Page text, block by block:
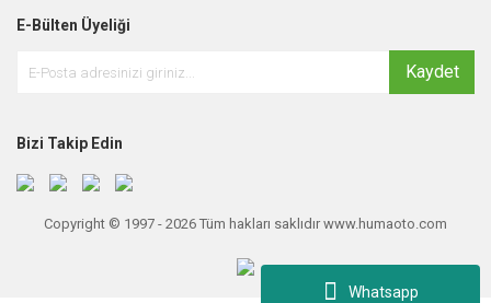
Whatsapp
E-Bülten Üyeliği
Kaydet
Bizi Takip Edin
Copyright © 1997 - 2026 Tüm hakları saklıdır www.humaoto.com